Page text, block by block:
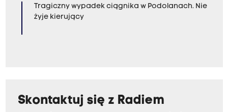
Tragiczny wypadek ciągnika w Podolanach. Nie
żyje kierujący
Skontaktuj się z Radiem